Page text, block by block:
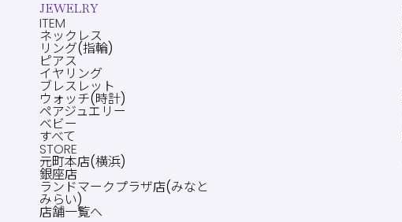
JEWELRY
ITEM
ネックレス
リング(指輪)
ピアス
イヤリング
ブレスレット
ウォッチ(時計)
ペアジュエリー
ベビー
すべて
STORE
元町本店(横浜)
銀座店
ランドマークプラザ店(みなと
みらい)
店舗一覧へ